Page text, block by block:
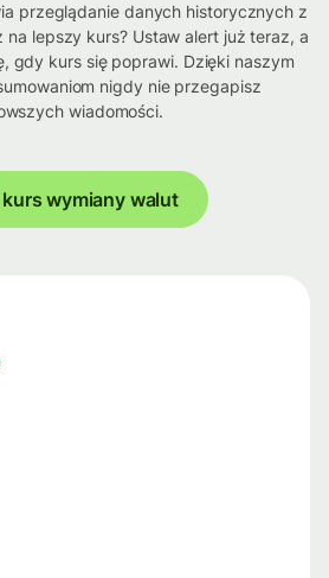
przeglądanie danych historycznych z
lepszy kurs? Ustaw alert już teraz, a
gdy kurs się poprawi. Dzięki naszym
nigdy nie przegapisz
wiadomości.
kurs wymiany walut